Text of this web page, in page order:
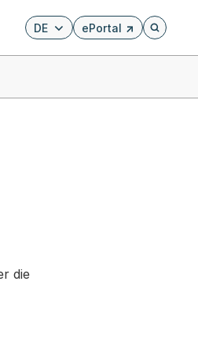
DE ePortal
Externer Link, wird in
Öffnet
die